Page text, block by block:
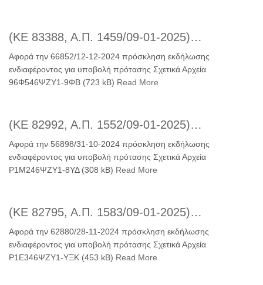
(ΚΕ 83388, Α.Π. 1459/09-01-2025)…
Αφορά την 66852/12-12-2024 πρόσκληση εκδήλωσης
ενδιαφέροντος για υποβολή πρότασης Σχετικά Αρχεία
96Φ546ΨΖΥ1-9ΦΒ (723 kB) Read More
(ΚΕ 82992, Α.Π. 1552/09-01-2025)…
Αφορά την 56898/31-10-2024 πρόσκληση εκδήλωσης
ενδιαφέροντος για υποβολή πρότασης Σχετικά Αρχεία
Ρ1Μ246ΨΖΥ1-8ΥΔ (308 kB) Read More
(ΚΕ 82795, Α.Π. 1583/09-01-2025)…
Αφορά την 62880/28-11-2024 πρόσκληση εκδήλωσης
ενδιαφέροντος για υποβολή πρότασης Σχετικά Αρχεία
Ρ1Ε346ΨΖΥ1-ΥΞΚ (453 kB) Read More